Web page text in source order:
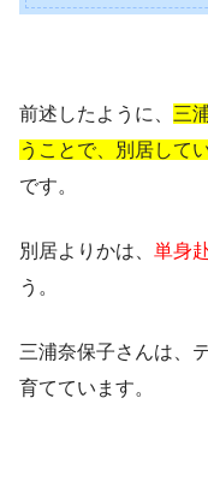
前述したように、 三
うことで、別居して
です。
別居よりかは、 単身
う。
三浦奈保子さんは、
育てています。